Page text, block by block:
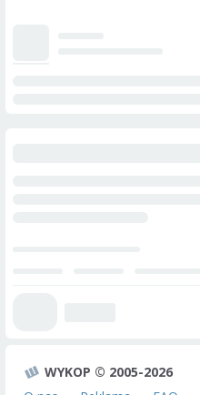
WYKOP © 2005-2026